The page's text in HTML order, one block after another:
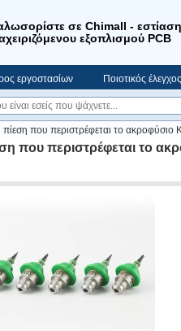
σε Chimall -
εξοπλισμού PCB
εργοστασίων Ποιοτικός έλεγχος
που περιστρέφεται το
που περιστρέφεται το